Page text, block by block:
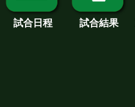
試合日程 試合結果